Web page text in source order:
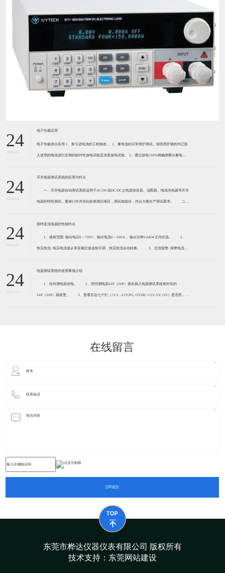
24
2020-10
电子负载应用
电子负载突出应用 1、新引进电池的工程验收 。 2、蓄电池的日常维护测试。按照维护规程对已投
入使用的电池进行定期的核对性放电试验及深度放电试验。 3、通过放电100%精确测量出蓄电池
全。
24
2020-10
开关电源测试系统的应用与特点
一、开关电源自动测试系统适用于AC/DC或DC/DC之电源供应器、适配器、电池充电器等开关
电源的特性测试，量身订作并优化标准测试项目，测试效能佳，符合大量生产测试要求。 二、
测产品，也可以测试2-1
24
2020-10
固纬直流电源的性能特点
1、规格范围: 输出电压0～700V、输出电流0～500A 、输出功率0-6KW之内任选。 2、
恒压恒流: 电压电流值从零至额定值连续可调，恒压恒流自动转换。 3、过流报警: 报警电流值
电压
24
2020-10
电源测试系统的使用事项介绍
1、给待测电源供电。 2、把待测电源24P（20P）插头插入电源测试系统相对应的
24P（20P）插座里。 3、查看右边七个灯（+3.3 ,-12V,PG,+5VSB,+12V,-5V,+5V）是否亮，全
在线留言
立即提交
东莞市桦达仪器仪表有限公司 版权所有
技术支持： 东莞网站建设​